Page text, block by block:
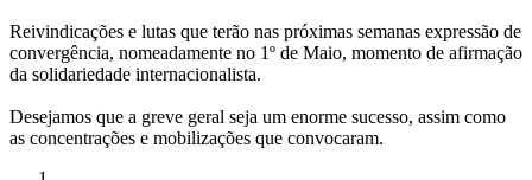
Reivindicações e lutas que terão nas próximas semanas expressão de
convergência, nomeadamente no 1º de Maio, momento de afirmação
da solidariedade internacionalista.
Desejamos que a greve geral seja um enorme sucesso, assim como
as concentrações e mobilizações que convocaram.